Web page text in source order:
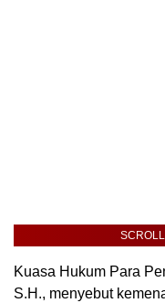
Kuasa Hukum Para
S.H., menyebut